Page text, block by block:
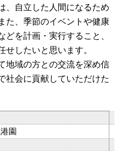
、自立した人間になるため
た、季節のイベントや健康
を計画・実行すること、
したいと思います。
地域の方との交流を深め信
社会に貢献していただけた
園